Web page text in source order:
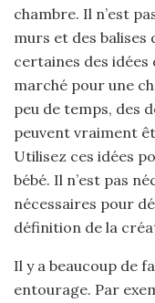
chambre. Il n’est
murs et des balises
certaines des
marché pour une
peu de temps, des
peuvent vraiment
Utilisez ces idées
bébé. Il n’est pas
nécessaires pour
définition de la
Il y a beaucoup de
entourage. Par